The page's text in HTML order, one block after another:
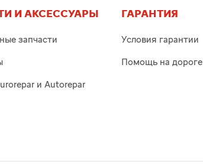
И АКСЕССУАРЫ
запчасти
и Autorepar
ГАРАНТИЯ
Условия гарантии
Помощь на дороге